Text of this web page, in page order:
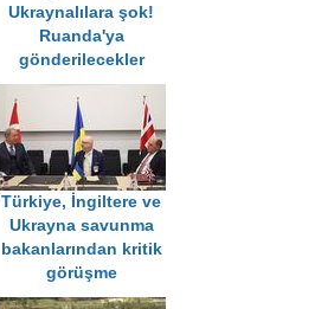
Ukraynalılara şok!
Ruanda'ya
gönderilecekler
Türkiye, İngiltere ve
Ukrayna savunma
bakanlarından kritik
görüşme